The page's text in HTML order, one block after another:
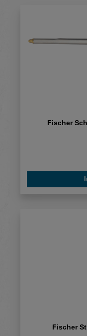
Fischer
Fischer